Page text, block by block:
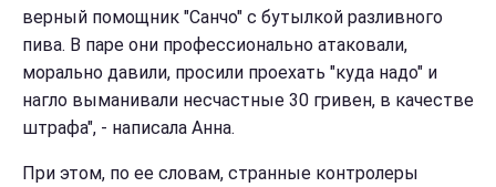
верный помощник "Санчо" с бутылкой разливного
пива. В паре они профессионально атаковали,
морально давили, просили проехать "куда надо" и
нагло выманивали несчастные 30 гривен, в качестве
штрафа", - написала Анна.
При этом, по ее словам, странные контролеры